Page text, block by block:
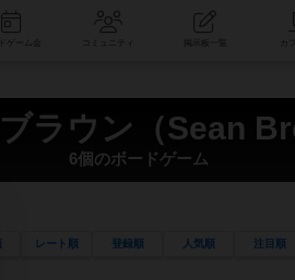
コミュニティ
ラウン（Sean
6個のボードゲーム
レート順 登録順 人気順 注目順